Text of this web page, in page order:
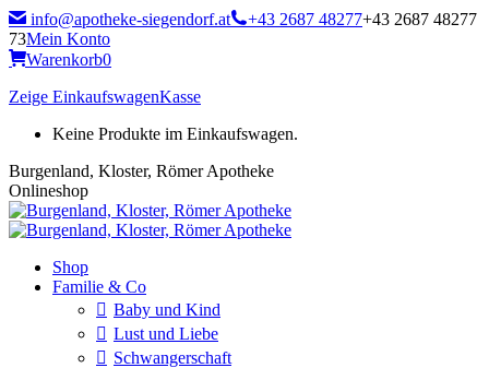
Zum
Inhalt
springen
info@apotheke-siegendorf.at +43 2687 48277+43 2687 48277
73Mein Konto
Warenkorb0
Zeige EinkaufswagenKasse
Keine Produkte im Einkaufswagen.
Burgenland, Kloster, Römer Apotheke
Onlineshop
Shop
Familie & Co
Baby und Kind
Lust und Liebe
Schwangerschaft